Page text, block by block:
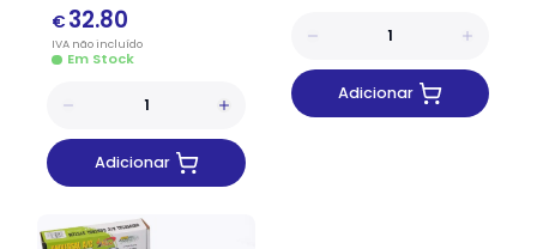
€ 32.80
IVA nãoincluído
Em Stock
Adicionar
Adicionar